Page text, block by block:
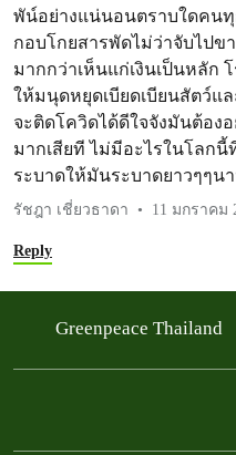
พัน์อย่างแน่นอนตราบใดคน
กอบโกยสารพัดไม่ว่าจับไปข
มากกว่าเห็นแก่เงินเป็นหลัก
ให้มนุดหยุดเบียดเบียนสัตว์แ
จะติดโควิดได้ดีใจจังมันต้อง
มากเสียที ไม่มีอะไรในโลก
ระบาดให้มันระบาดยาวๆๆน
รัชฎา เชี่ยวธาดา 11 มกราคม
Reply
Greenpeace Thailand